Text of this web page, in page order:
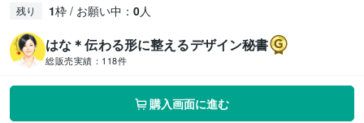
残り 1枠 / お願い中： 0人
はな＊伝わる形に整えるデザイン秘書
総販売実績： 118件
購入画面に進む